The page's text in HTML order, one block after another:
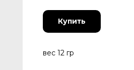
Купить
вес 12 гр